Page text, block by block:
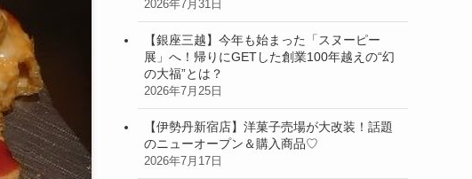
2026年7月31日
【銀座三越】今年も始まった「スヌーピー
展」へ！帰りにGETした創業100年越えの“幻
の大福”とは？
2026年7月25日
【伊勢丹新宿店】洋菓子売場が大改装！話題
のニューオープン＆購入商品♡
2026年7月17日